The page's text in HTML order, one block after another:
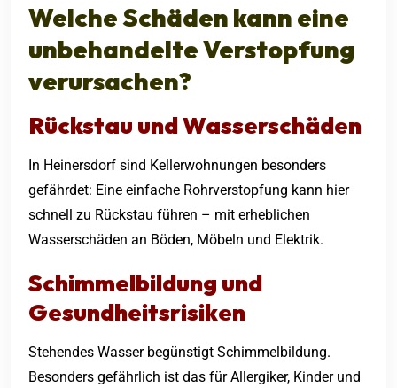
Welche Schäden kann eine
unbehandelte Verstopfung
verursachen?
Rückstau und Wasserschäden
In Heinersdorf sind Kellerwohnungen besonders
gefährdet: Eine einfache Rohrverstopfung kann hier
schnell zu Rückstau führen – mit erheblichen
Wasserschäden an Böden, Möbeln und Elektrik.
Schimmelbildung und
Gesundheitsrisiken
Stehendes Wasser begünstigt Schimmelbildung.
Besonders gefährlich ist das für Allergiker, Kinder und